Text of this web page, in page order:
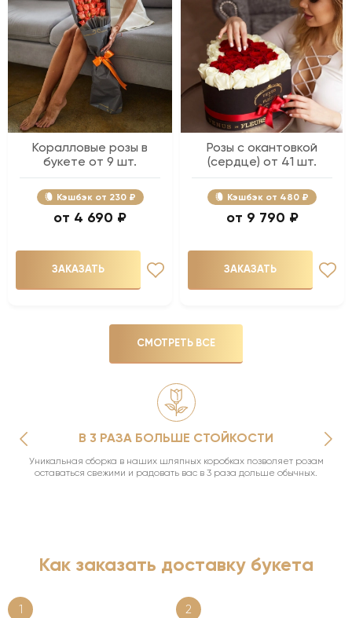
Коралловые розы в
букете от 9 шт.
Кэшбэк 230 ₽
4 690 ₽
ЗАКАЗАТЬ
Розы с окантовкой
(сердце) от 41 шт.
Кэшбэк 480 ₽
9 790 ₽
ЗАКАЗАТЬ
СМОТРЕТЬ ВСЕ
В 3 РАЗА БОЛЬШЕ СТОЙКОСТИ
Уникальная сборка в наших шляпных коробках позволяет розам
оставаться свежими и радовать вас в 3 раза дольше обычных.
Как заказать доставку букета
1 2